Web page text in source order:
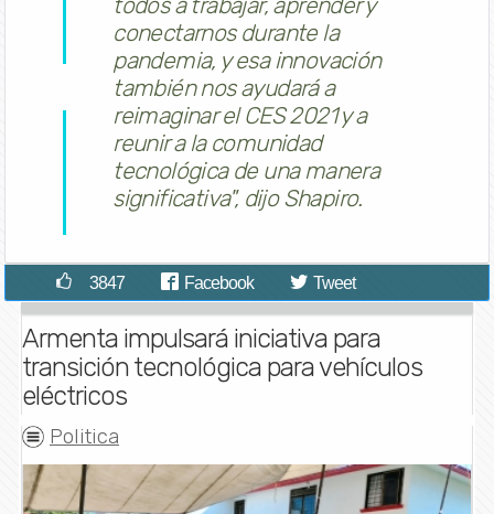
conectarnos durante la
pandemia, y esa innovación
también nos ayudará a
reimaginar el CES 2021 y a
reunir a la comunidad
tecnológica de una manera
significativa", dijo Shapiro.
3847 Facebook Tweet
Armenta impulsará iniciativa para
transición tecnológica para vehículos
eléctricos
Politica